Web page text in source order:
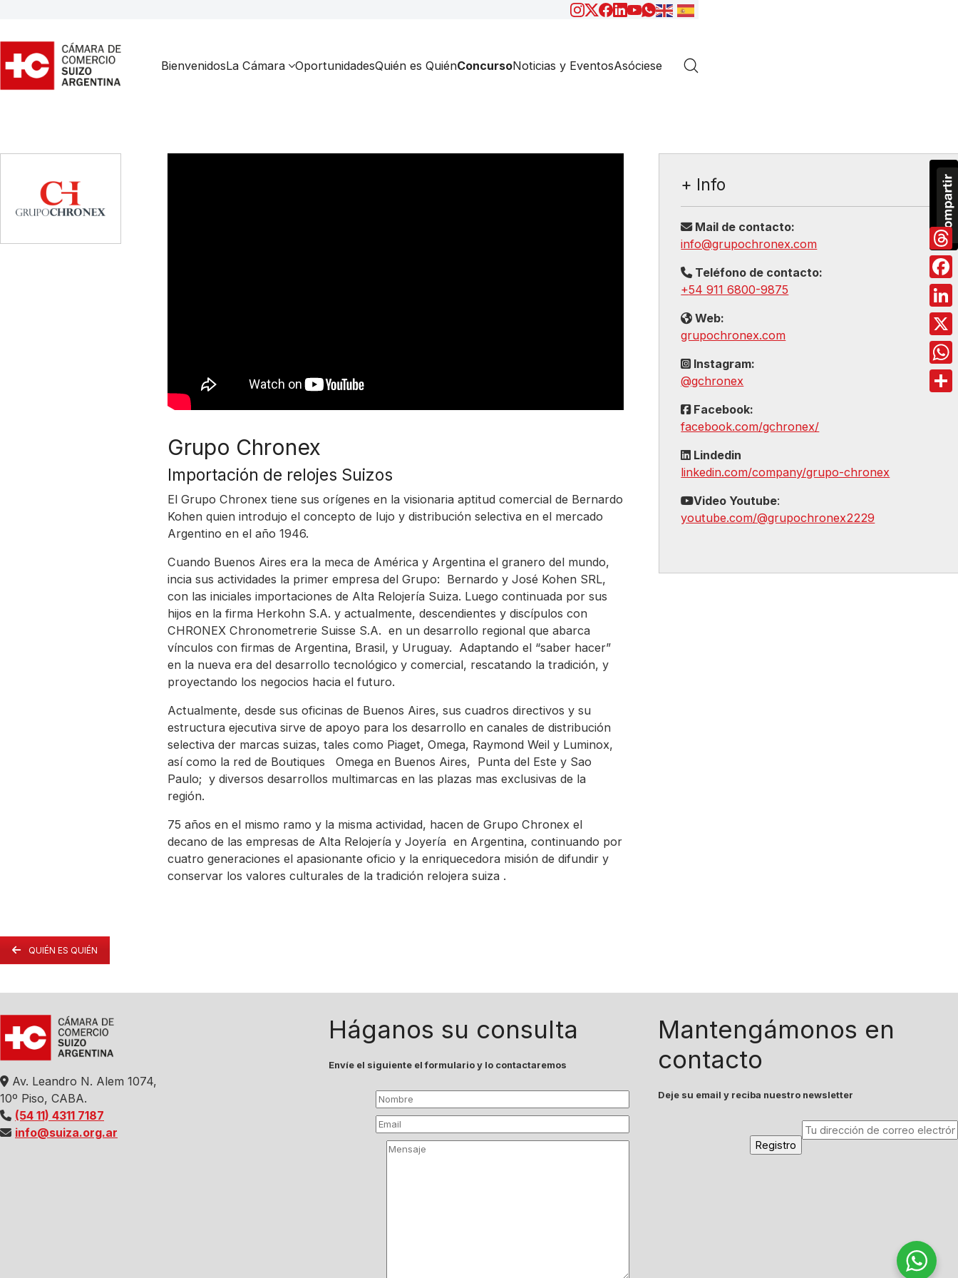
BienvenidosLa Cámara OportunidadesQuién es QuiénConcursoNoticias y EventosAsóciese
Grupo Chronex
Importación de relojes Suizos
El Grupo Chronex tiene sus orígenes en la visionaria aptitud comercial de Bernardo
Kohen quien introdujo el concepto de lujo y distribución selectiva en el mercado
Argentino en el año 1946.
Cuando Buenos Aires era la meca de América y Argentina el granero del mundo,
incia sus actividades la primer empresa del Grupo: Bernardo y José Kohen SRL,
con las iniciales importaciones de Alta Relojería Suiza. Luego continuada por sus
hijos en la firma Herkohn S.A. y actualmente, descendientes y discípulos con
CHRONEX Chronometrerie Suisse S.A. en un desarrollo regional que abarca
vínculos con firmas de Argentina, Brasil, y Uruguay. Adaptando el “saber hacer”
en la nueva era del desarrollo tecnológico y comercial, rescatando la tradición, y
proyectando los negocios hacia el futuro.
Actualmente, desde sus oficinas de Buenos Aires, sus cuadros directivos y su
estructura ejecutiva sirve de apoyo para los desarrollo en canales de distribución
selectiva der marcas suizas, tales como Piaget, Omega, Raymond Weil y Luminox,
así como la red de Boutiques Omega en Buenos Aires, Punta del Este y Sao
Paulo; y diversos desarrollos multimarcas en las plazas mas exclusivas de la
región.
75 años en el mismo ramo y la misma actividad, hacen de Grupo Chronex el
decano de las empresas de Alta Relojería y Joyería en Argentina, continuando por
cuatro generaciones el apasionante oficio y la enriquecedora misión de difundir y
conservar los valores culturales de la tradición relojera suiza .
+ Info
Mail de contacto:
info@grupochronex.com
Teléfono de contacto:
+54 911 6800-9875
Web:
grupochronex.com
Instagram:
@gchronex
Facebook:
facebook.com/gchronex/
Lindedin
linkedin.com/company/grupo-chronex
Video Youtube:
youtube.com/@grupochronex2229
QUIÉN ES QUIÉN
Av. Leandro N. Alem 1074,
10º Piso, CABA.
(54 11) 4311 7187
info@suiza.org.ar
Háganos su consulta
Envíe el siguiente el formulario y lo contactaremos
Mantengámonos en
contacto
Deje su email y reciba nuestro newsletter
X